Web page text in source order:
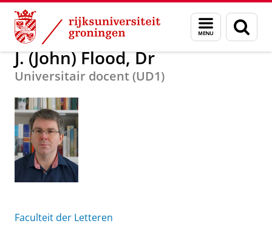
Skip
Content
Skip
Navigation
Menu
en
zoeken
Over ons J. (John) Flood, Dr
J. (John) Flood, Dr
Universitair docent (UD1)
Faculteit der Letteren